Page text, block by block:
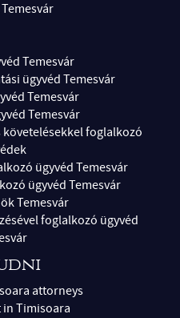
Temesvár
ügyvéd Temesvár
Temesvár
Temesvár
foglalkozó
ügyvéd Temesvár
ügyvéd Temesvár
Temesvár
foglalkozó ügyvéd
attorneys
Timisoara